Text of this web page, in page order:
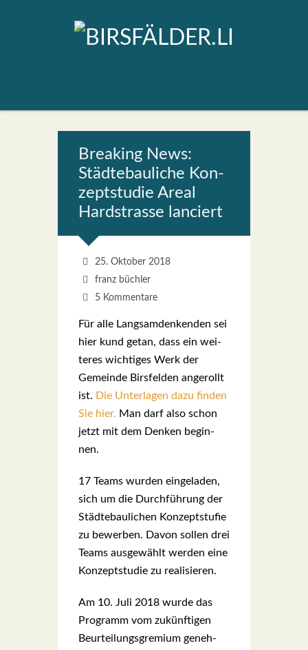
Brea­king News:
Städ­te­bau­li­che Kon­
zept­stu­die Are­al
Hard­stras­se lan­ciert
25. Oktober 2018
franz büchler
5 Kommentare
Für alle Lang­sam­den­ken­den sei
hier kund getan, dass ein wei­
te­res wich­ti­ges Werk der
Gemein­de Birs­fel­den ange­rollt
ist. Die Unter­la­gen dazu fin­den
Sie hier. Man darf also schon
jetzt mit dem Den­ken begin­
nen.
17 Teams wur­den ein­ge­la­den,
sich um die Durch­füh­rung der
Städ­te­bau­li­chen Kon­zept­stu­fie
zu bewer­ben. Davon sol­len drei
Teams aus­ge­wählt wer­den eine
Kon­zept­stu­die zu rea­li­sie­ren.
Am 10. Juli 2018 wur­de das
Pro­gramm vom zukünf­ti­gen
Beur­tei­lungs­gre­mi­um geneh­